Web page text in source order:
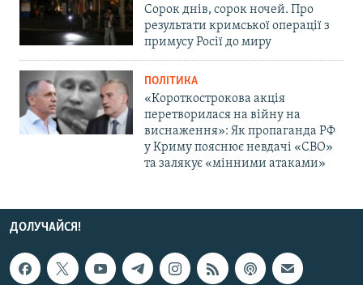
Сорок днів, сорок ночей. Про
результати кримської операції з
примусу Росії до миру
ПОЛІТИКА
«Короткострокова акція
перетворилася на війну на
виснаження»: Як пропаганда РФ
у Криму пояснює невдачі «СВО»
та залякує «мінними атаками»
ДОЛУЧАЙСЯ!